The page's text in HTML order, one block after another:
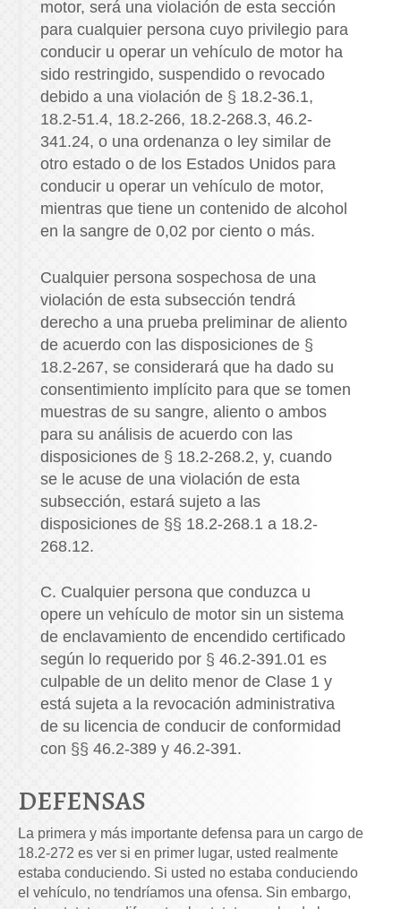
motor, será una violación de esta sección
para cualquier persona cuyo privilegio para
conducir u operar un vehículo de motor ha
sido restringido, suspendido o revocado
debido a una violación de § 18.2-36.1,
18.2-51.4, 18.2-266, 18.2-268.3, 46.2-
341.24, o una ordenanza o ley similar de
otro estado o de los Estados Unidos para
conducir u operar un vehículo de motor,
mientras que tiene un contenido de alcohol
en la sangre de 0,02 por ciento o más.
Cualquier persona sospechosa de una
violación de esta subsección tendrá
derecho a una prueba preliminar de aliento
de acuerdo con las disposiciones de §
18.2-267, se considerará que ha dado su
consentimiento implícito para que se tomen
muestras de su sangre, aliento o ambos
para su análisis de acuerdo con las
disposiciones de § 18.2-268.2, y, cuando
se le acuse de una violación de esta
subsección, estará sujeto a las
disposiciones de §§ 18.2-268.1 a 18.2-
268.12.
C. Cualquier persona que conduzca u
opere un vehículo de motor sin un sistema
de enclavamiento de encendido certificado
según lo requerido por § 46.2-391.01 es
culpable de un delito menor de Clase 1 y
está sujeta a la revocación administrativa
de su licencia de conducir de conformidad
con §§ 46.2-389 y 46.2-391.
DEFENSAS
La primera y más importante defensa para un cargo de
18.2-272 es ver si en primer lugar, usted realmente
estaba conduciendo. Si usted no estaba conduciendo
el vehículo, no tendríamos una ofensa. Sin embargo,